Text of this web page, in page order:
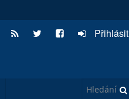
Přihlásit